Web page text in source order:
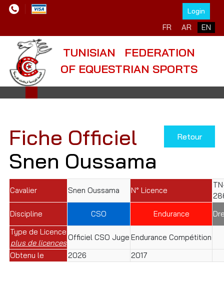
Login
Select your language
FR AR EN
TUNISIAN FEDERATION
OF EQUESTRIAN SPORTS
Retour
Fiche Officiel
Snen Oussama
Cavalier Snen Oussama N° Licence
Discipline
CSO Endurance
Type de Licence
plus de licences
Officiel CSO Juge Endurance Compétition
Obtenu le
2026 2017